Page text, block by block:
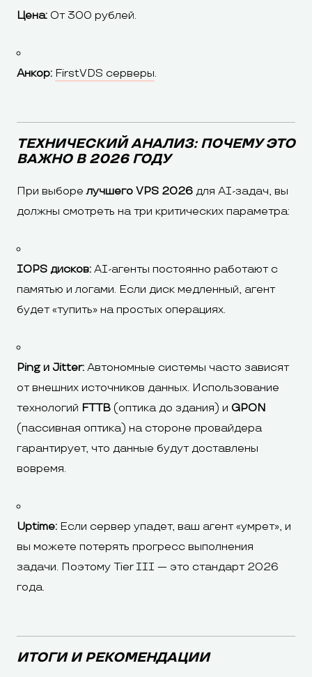
Цена: От 300 рублей.
Анкор: FirstVDS серверы.
ТЕХНИЧЕСКИЙ АНАЛИЗ: ПОЧЕМУ ЭТО
ВАЖНО В 2026 ГОДУ
При выборелучшего VPS 2026 для AI-задач, вы
должны смотреть на три критических параметра:
IOPS дисков: AI-агенты постоянно работают с
памятью и логами. Если диск медленный, агент
будет «тупить» на простых операциях.
Ping и Jitter: Автономные системы часто зависят
от внешних источников данных. Использование
технологий FTTB (оптика до здания) и GPON
(пассивная оптика) на стороне провайдера
гарантирует, что данные будут доставлены
вовремя.
Uptime: Если сервер упадет, ваш агент «умрет», и
вы можете потерять прогресс выполнения
задачи. Поэтому Tier III — это стандарт 2026
года.
ИТОГИ И РЕКОМЕНДАЦИИ